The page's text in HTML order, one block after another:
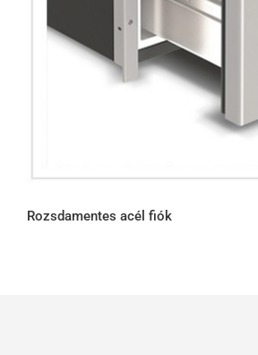
Rozsdamentes acél fiók